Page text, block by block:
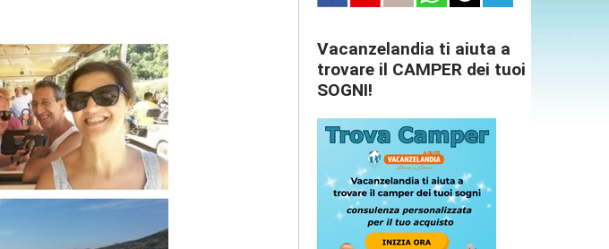
Vacanzelandia ti aiuta a
trovare il CAMPER dei tuoi
SOGNI!